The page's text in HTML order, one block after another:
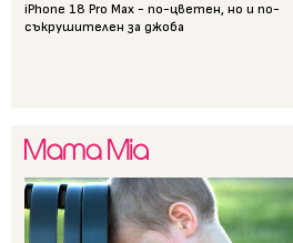
iPhone 18 Pro Max - по-цветен, но и по-
съкрушителен за джоба